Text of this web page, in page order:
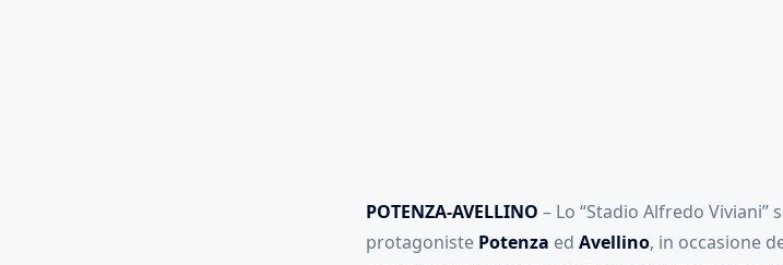
POTENZA-AVELLINO – Lo “Stadio Alfredo
protagoniste Potenza ed Avellino, in occasione